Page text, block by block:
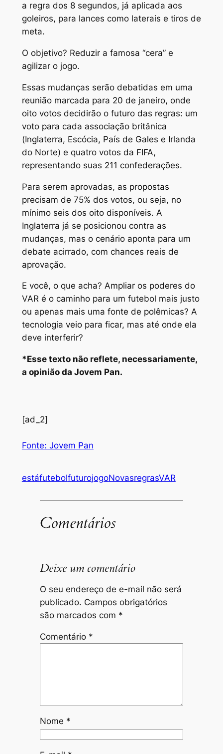
a regra dos 8 segundos, já aplicada aos
goleiros, para lances como laterais e tiros de
meta.
O objetivo? Reduzir a famosa “cera” e
agilizar o jogo.
Essas mudanças serão debatidas em uma
reunião marcada para 20 de janeiro, onde
oito votos decidirão o futuro das regras: um
voto para cada associação britânica
(Inglaterra, Escócia, País de Gales e Irlanda
do Norte) e quatro votos da FIFA,
representando suas 211 confederações.
Para serem aprovadas, as propostas
precisam de 75% dos votos, ou seja, no
mínimo seis dos oito disponíveis. A
Inglaterra já se posicionou contra as
mudanças, mas o cenário aponta para um
debate acirrado, com chances reais de
aprovação.
E você, o que acha? Ampliar os poderes do
VAR é o caminho para um futebol mais justo
ou apenas mais uma fonte de polêmicas? A
tecnologia veio para ficar, mas até onde ela
deve interferir?
*Esse texto não reflete, necessariamente,
a opinião da Jovem Pan.
[ad_2]
Fonte: Jovem Pan
estáfutebolfuturojogoNovasregrasVAR
Comentários
Deixe um comentário
O seu endereço de e-mail não será
publicado. Campos obrigatórios
são marcados com *
Comentário *
Nome *